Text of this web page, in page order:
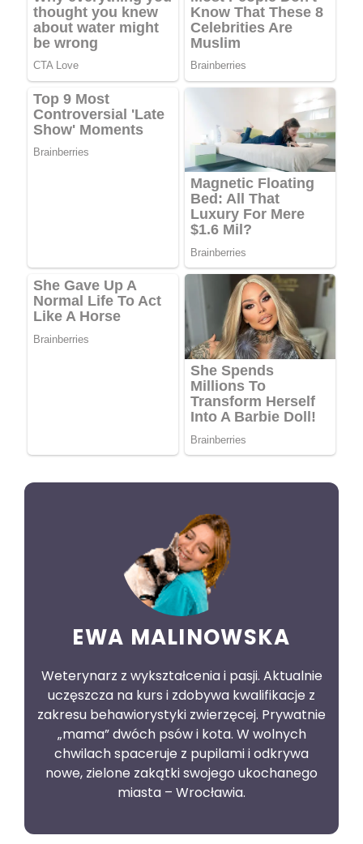
EWA MALINOWSKA
Weterynarz z wykształcenia i pasji. Aktualnie
uczęszcza na kurs i zdobywa kwalifikacje z
zakresu behawiorystyki zwierzęcej. Prywatnie
„mama” dwóch psów i kota. W wolnych
chwilach spaceruje z pupilami i odkrywa
nowe, zielone zakątki swojego ukochanego
miasta – Wrocławia.